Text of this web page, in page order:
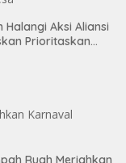
Aksi Aliansi
Prioritaskan
Ruah Meriahkan